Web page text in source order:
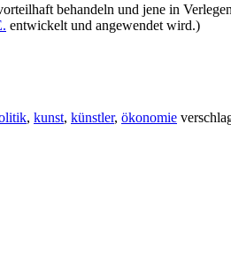
behandeln und jene in
entwickelt und angewendet wird.)
, kunst, künstler, ökonomie